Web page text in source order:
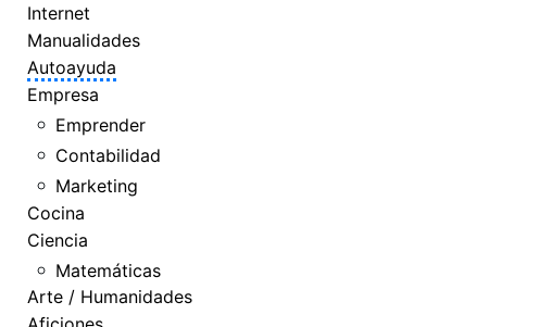
Internet
Manualidades
Autoayuda
Empresa
Emprender
Contabilidad
Marketing
Cocina
Ciencia
Matemáticas
Arte / Humanidades